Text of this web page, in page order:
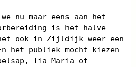
nu maar eens aan het
is het halve
ook in Zijldijk weer een
het publiek mocht kiezen
Tia Maria of